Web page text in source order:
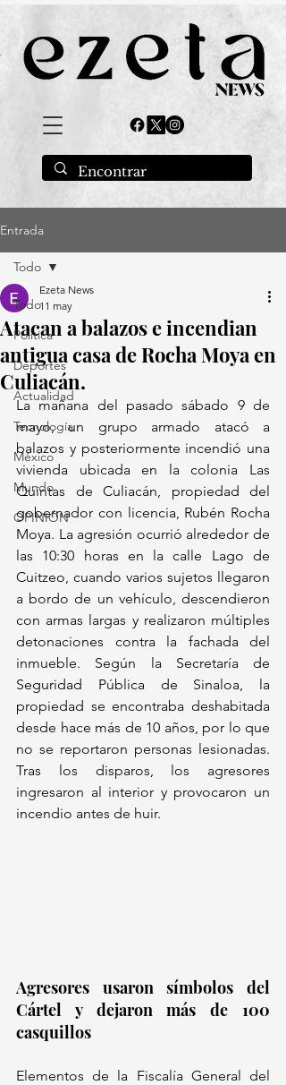
Entrada
Todo
Política
Deportes
Actualidad
Tecnología
México
Mundo
OPINIÓN
Todo
Atacan a balazos e incendian
antigua casa de Rocha Moya en
Culiacán.
Ezeta News
11 may
La mañana del pasado sábado 9 de
mayo, un grupo armado atacó a
balazos y posteriormente incendió una
vivienda ubicada en la colonia Las
Quintas de Culiacán, propiedad del
gobernador con licencia, Rubén Rocha
Moya. La agresión ocurrió alrededor de
las 10:30 horas en la calle Lago de
Cuitzeo, cuando varios sujetos llegaron
a bordo de un vehículo, descendieron
con armas largas y realizaron múltiples
detonaciones contra la fachada del
inmueble. Según la Secretaría de
Seguridad Pública de Sinaloa, la
propiedad se encontraba deshabitada
desde hace más de 10 años, por lo que
no se reportaron personas lesionadas.
Tras los disparos, los agresores
ingresaron al interior y provocaron un
incendio antes de huir.
Agresores usaron símbolos del
Cártel y dejaron más de 100
casquillos
Elementos de la Fiscalía General del